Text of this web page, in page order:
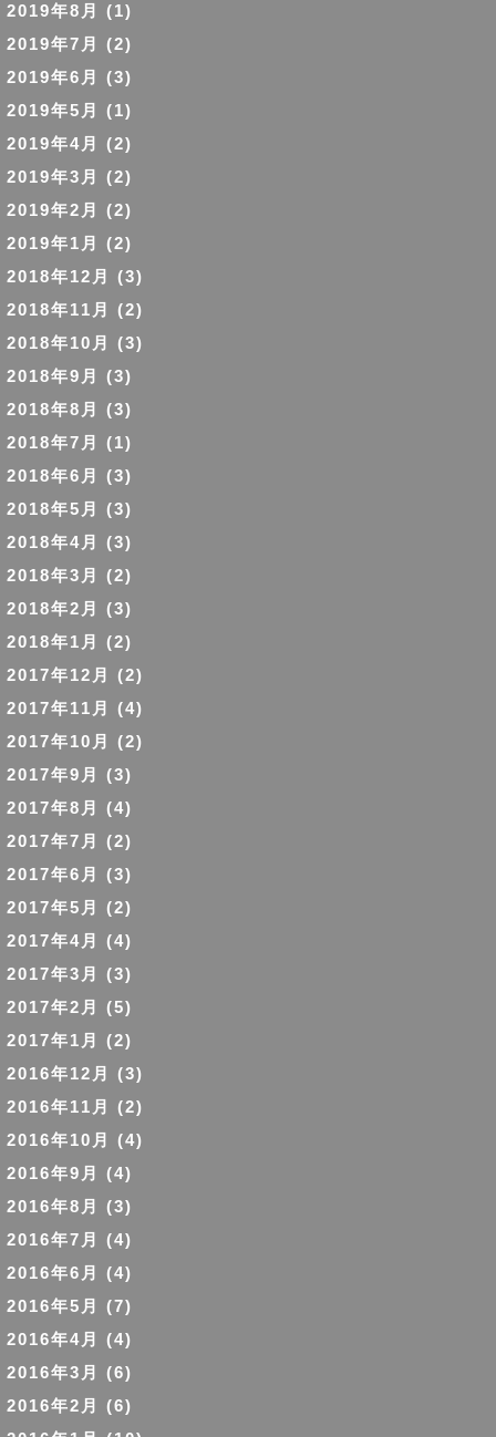
2019年8月
(1)
2019年7月
(2)
2019年6月
(3)
2019年5月
(1)
2019年4月
(2)
2019年3月
(2)
2019年2月
(2)
2019年1月
(2)
2018年12月
(3)
2018年11月
(2)
2018年10月
(3)
2018年9月
(3)
2018年8月
(3)
2018年7月
(1)
2018年6月
(3)
2018年5月
(3)
2018年4月
(3)
2018年3月
(2)
2018年2月
(3)
2018年1月
(2)
2017年12月
(2)
2017年11月
(4)
2017年10月
(2)
2017年9月
(3)
2017年8月
(4)
2017年7月
(2)
2017年6月
(3)
2017年5月
(2)
2017年4月
(4)
2017年3月
(3)
2017年2月
(5)
2017年1月
(2)
2016年12月
(3)
2016年11月
(2)
2016年10月
(4)
2016年9月
(4)
2016年8月
(3)
2016年7月
(4)
2016年6月
(4)
2016年5月
(7)
2016年4月
(4)
2016年3月
(6)
2016年2月
(6)